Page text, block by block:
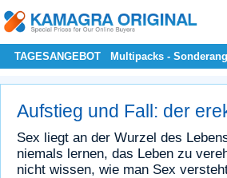
TAGESANGEBOT Multipacks -
Aufstieg und Fall: der
Sex liegt an der Wurzel des
niemals lernen, das Leben zu
nicht wissen, wie man Sex